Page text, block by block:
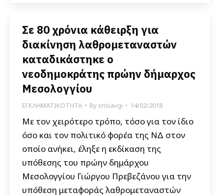
Σε 80 χρόνια κάθειρξη για
διακίνηση λαθρομεταναστών
καταδικάστηκε ο
νεοδημοκράτης πρώην δήμαρχος
Μεσολογγίου
ΕΓΚΛΗΜΑΤΙΚΟΤΗΤΑ Byxrisiavgi 14/02/2018
Με τον χειρότερο τρόπο, τόσο για τον ίδιο
όσο και τον πολιτικό φορέα της ΝΔ στον
οποίο ανήκει, έληξε η εκδίκαση της
υπόθεσης του πρώην δημάρχου
Μεσολογγίου Γιώργου Πρεβεζάνου για την
υπόθεση μεταφοράς λαθρομεταναστών